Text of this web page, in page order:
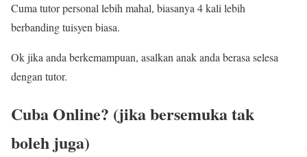
Cuma tutor personal lebih mahal, biasanya 4 kali lebih
berbanding tuisyen biasa.
Ok jika anda berkemampuan, asalkan anak anda berasa selesa
dengan tutor.
Cuba Online? (jika bersemuka tak
boleh juga)